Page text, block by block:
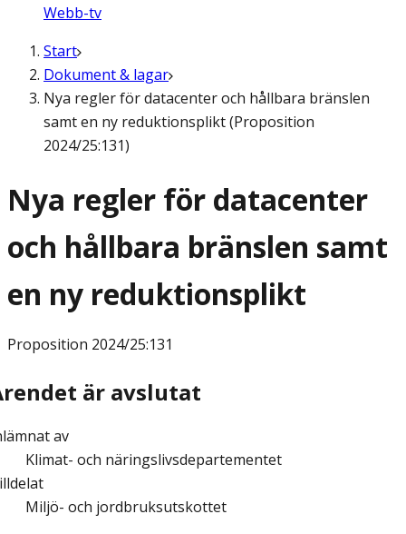
Webb-tv
Start
Dokument & lagar
Nya regler för datacenter och hållbara bränslen
samt en ny reduktionsplikt (Proposition
2024/25:131)
Nya regler för datacenter
och hållbara bränslen samt
en ny reduktionsplikt
Proposition 2024/25:131
är avslutat
av
Klimat- och näringslivsdepartementet
Miljö- och jordbruksutskottet